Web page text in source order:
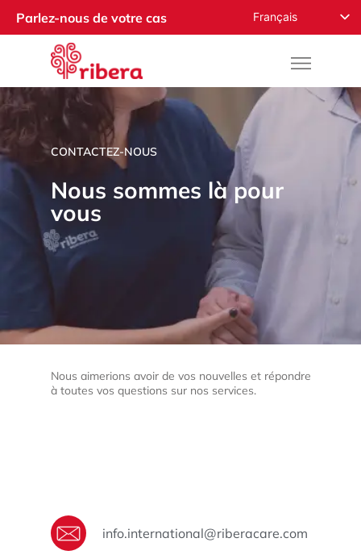
Parlez-nous de votre cas Français
Español
Русский
Nederlands
CONTACTEZ-NOUS
Nous sommes là pour
vous
Nous aimerions avoir de vos nouvelles et répondre
à toutes vos questions sur nos services.
info.international@riberacare.com